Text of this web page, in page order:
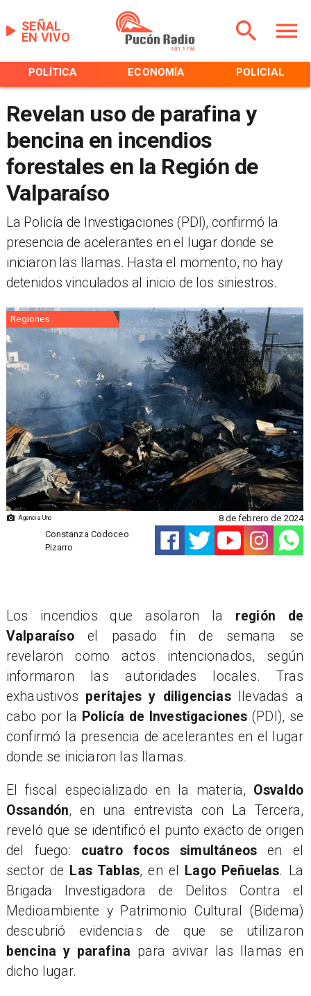
EN VIVO
SEÑAL
POLÍTICA ECONOMÍA POLICIAL
Revelan uso de parafina y
bencina en incendios
forestales en la Región de
Valparaíso
​La Policía de Investigaciones (PDI), confirmó la
presencia de acelerantes en el lugar donde se
iniciaron las llamas. Hasta el momento, no hay
detenidos vinculados al inicio de los siniestros.
Agencia Uno
Regiones
Constanza Codoceo
Pizarro
8 de febrero de 2024
Los incendios que asolaron la región de
Valparaísoel pasado fin de semana se
revelaron como actos intencionados, según
informaron las autoridades locales. Tras
exhaustivos peritajes y diligenciasllevadas a
cabo por la Policía de Investigaciones (PDI), se
confirmó la presencia de acelerantes en el lugar
donde se iniciaron las llamas.
​El fiscal especializado en la materia, Osvaldo
Ossandón, en una entrevista con La Tercera,
reveló que se identificó el punto exacto de origen
del fuego: cuatro focos simultáneos en el
sector de Las Tablas, en el Lago Peñuelas. La
Brigada Investigadora de Delitos Contra el
Medioambiente y Patrimonio Cultural (Bidema)
descubrió evidencias de que se utilizaron
bencina y parafina para avivar las llamas en
dicho lugar.